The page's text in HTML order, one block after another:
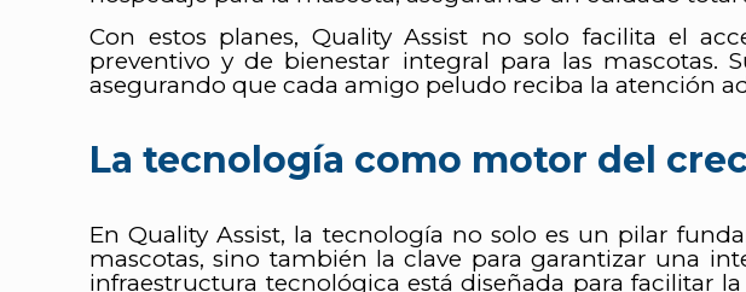
Con estos planes, Quality Assist no solo facilita el
preventivo y de bienestar integral para las mascotas.
asegurando que cada amigo peludo reciba la atención
La tecnología como motor del
En Quality Assist, la tecnología no solo es un pilar
mascotas, sino también la clave para garantizar una
infraestructura tecnológica está diseñada para facilitar